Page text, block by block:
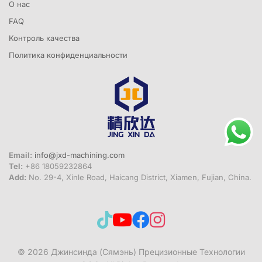
О нас
FAQ
Контроль качества
Политика конфиденциальности
Email: info@jxd-machining.com
Tel: +86 18059232864
Add: No. 29-4, Xinle Road, Haicang District, Xiamen, Fujian, China.
© 2026 Джинсинда (Сямэнь) Прецизионные Технологии